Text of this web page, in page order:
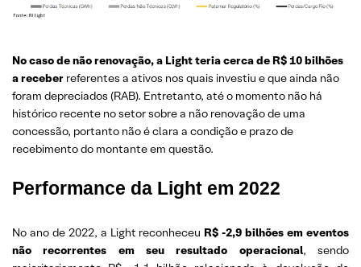
No caso de não renovação, a Light teria cerca de R$ 10 bilhões
a receber referentes a ativos nos quais investiu e que ainda não
foram depreciados (RAB). Entretanto, até o momento não há
histórico recente no setor sobre a não renovação de uma
concessão, portanto não é clara a condição e prazo de
recebimento do montante em questão.
Performance da Light em 2022
No ano de 2022, a Light reconheceu R$ -2,9 bilhões em eventos
não recorrentes em seu resultado operacional, sendo